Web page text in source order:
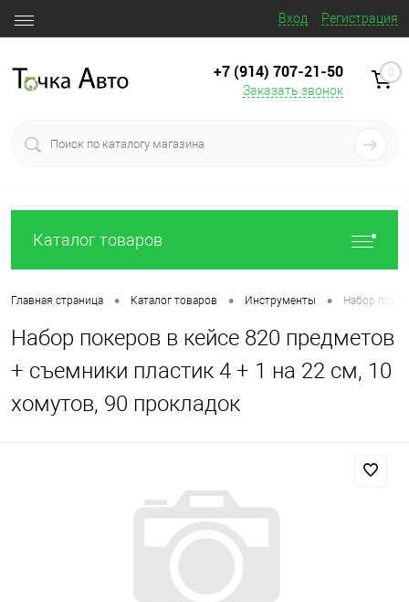
Вход Регистрация
+7 (914) 707‒21‒50
Заказать звонок
0
Каталог товаров
Главная страница • Каталог товаров • Инструменты • Набор
Набор покеров в кейсе 820 предметов
+ съемники пластик 4 + 1 на 22 см, 10
хомутов, 90 прокладок